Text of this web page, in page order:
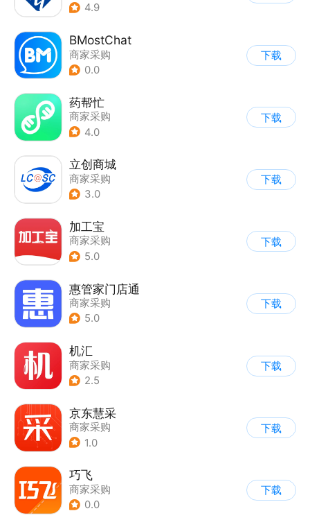
4.9
BMostChat
商家采购
0.0
下载
药帮忙
商家采购
4.0
下载
立创商城
商家采购
3.0
下载
加工宝
商家采购
5.0
下载
惠管家门店通
商家采购
5.0
下载
机汇
商家采购
2.5
下载
京东慧采
商家采购
1.0
下载
巧飞
商家采购
0.0
下载